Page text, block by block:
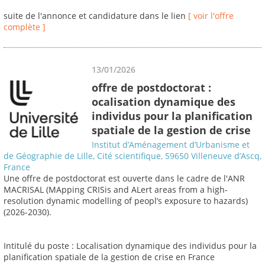
suite de l'annonce et candidature dans le lien [ voir l'offre
complète ]
13/01/2026
offre de postdoctorat :
ocalisation dynamique des
individus pour la planification
spatiale de la gestion de crise
Institut d’Aménagement d’Urbanisme et
de Géographie de Lille, Cité scientifique, 59650 Villeneuve d’Ascq,
France
Une offre de postdoctorat est ouverte dans le cadre de l'ANR
MACRISAL (MApping CRISis and ALert areas from a high-
resolution dynamic modelling of peopl’s exposure to hazards)
(2026-2030).
Intitulé du poste : Localisation dynamique des individus pour la
planification spatiale de la gestion de crise en France